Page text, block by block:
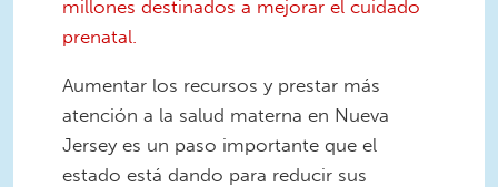
millones destinados a mejorar el cuidado
prenatal.
Aumentar los recursos y prestar más
atención a la salud materna en Nueva
Jersey es un paso importante que el
estado está dando para reducir sus